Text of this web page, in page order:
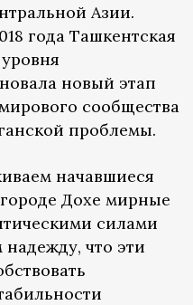
Азии.
года Ташкентская
новый этап
сообщества
проблемы.
начавшиеся
городе Дохе мирные
силами
что эти